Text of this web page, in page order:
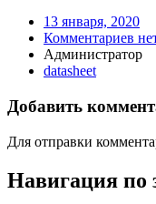
13 января, 2020
Комментариев
Администратор
datasheet
Добавить
Для отправки
Навигация по